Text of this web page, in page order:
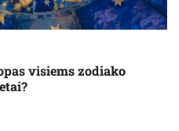
visiems zodiako